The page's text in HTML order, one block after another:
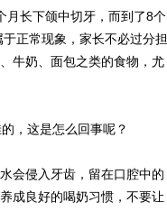
长下颌中切牙，而到了8个
正常现象，家长不必过分担
牛奶、面包之类的食物，尤
，这是怎么回事呢？
会侵入牙齿，留在口腔中的
成良好的喝奶习惯，不要让